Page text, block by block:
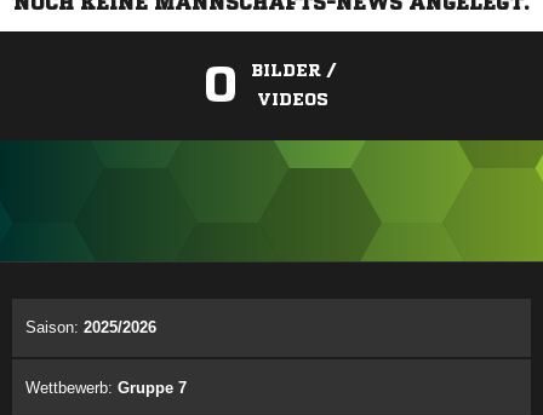
0
BILDER /
VIDEOS
Saison: 2025/2026
Wettbewerb: Gruppe 7